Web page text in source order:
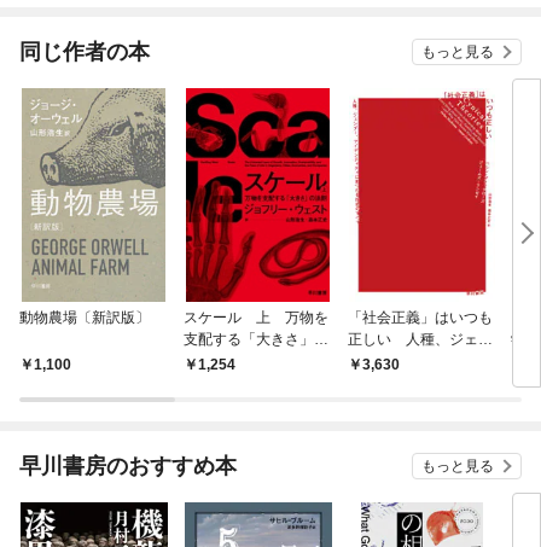
同じ作者の本 もっと見る
動物農場〔新訳版〕
1,100
スケール 上 万物を
支配する「大きさ」の
法則1,254
「社会正義」はいつも
正しい 人種、ジェン
ダー、アイデンティテ
3,630
学
早川書房のおすすめ本 もっと見る